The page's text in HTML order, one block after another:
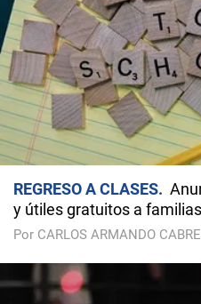
REGRESO A CLASES
y útiles gratuitos a
Por CARLOS ARMANDO